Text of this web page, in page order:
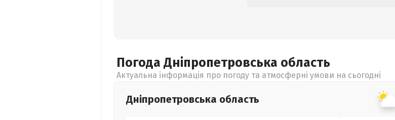
Погода Дніпропетровська область
Актуальна інформація про погоду та атмосферні умови на сьогодні
Дніпропетровська область